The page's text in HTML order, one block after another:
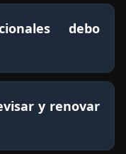
debo
y renovar